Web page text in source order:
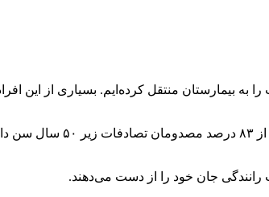
جاری اظهار داشت: در ۱۱ ماه گذشته، ۷۵۶,۳۶۹ مصدوم ناشی از تصادفات را به بیمارستان منتقل
رئیس اورژانس کشور با بیان اینکه تصادفات ترافیکی بیشترین بار
رانندگی جان خود را از دست می‌دهند.